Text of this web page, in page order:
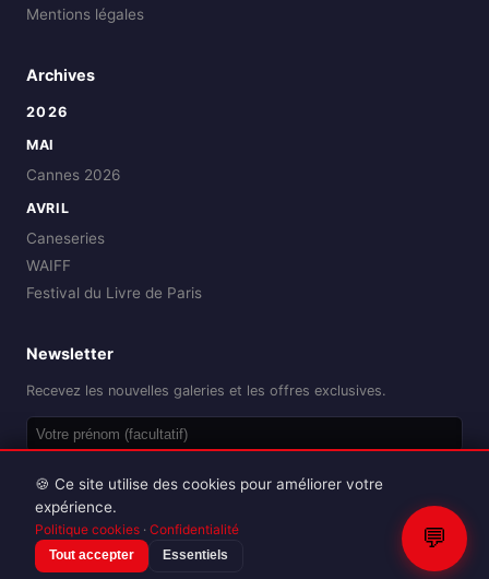
Mentions légales
Archives
2026
MAI
Cannes 2026
AVRIL
Caneseries
WAIFF
Festival du Livre de Paris
Newsletter
Recevez les nouvelles galeries et les offres exclusives.
Reproduction interdite sans autorisation.
💬
🍪 Ce site utilise des cookies pour améliorer votre
expérience.
Politique cookies · Confidentialité
Tout accepter Essentiels